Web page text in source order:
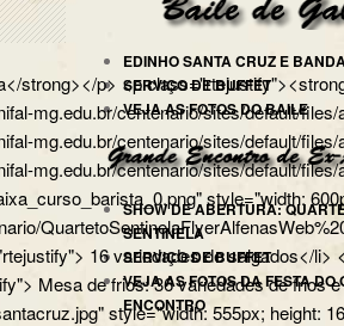
strong></p> <p
mg.edu.br/centenario/sites/
mg.edu.br/centenario/sites/default/
mg.edu.br/centenario/sites/default/
style="width:
16 variedades de salgados</
Mesa de frios: 36 variedades de
style="width: 555px;
EDINHO SANTA CRUZ E BANDA
SERVIÇO DE BUFFET
VEJA AS FOTOS DO BAILE
SHOW DE ABERTURA:
SENTINELA
SERVIÇO DE BUFFET
VEJA AS FOTOS DA FESTA DO
ENCONTRO